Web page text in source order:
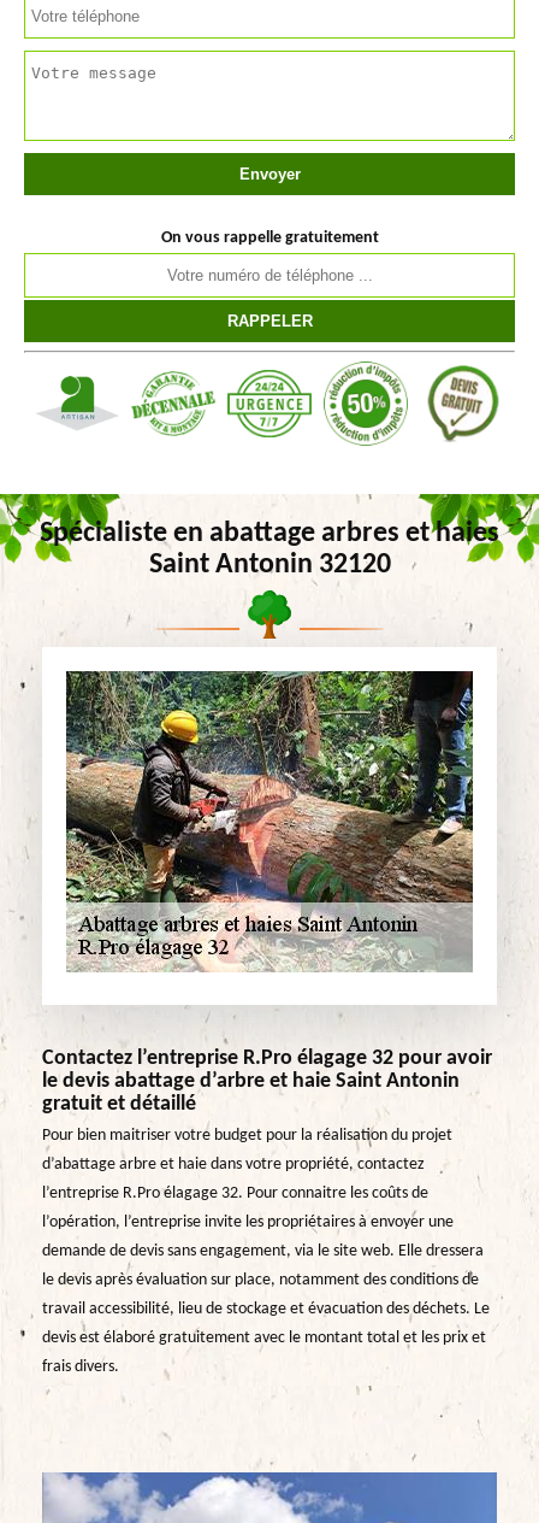
On vous rappelle gratuitement
Spécialiste en abattage arbres et haies
Saint Antonin 32120
Contactez l’entreprise R.Pro élagage 32 pour avoir
le devis abattage d’arbre et haie Saint Antonin
gratuit et détaillé
Pour bien maitriser votre budget pour la réalisation du projet
d’abattage arbre et haie dans votre propriété, contactez
l’entreprise R.Pro élagage 32. Pour connaitre les coûts de
l’opération, l’entreprise invite les propriétaires à envoyer une
demande de devis sans engagement, via le site web. Elle dressera
le devis après évaluation sur place, notamment des conditions de
travail accessibilité, lieu de stockage et évacuation des déchets. Le
devis est élaboré gratuitement avec le montant total et les prix et
frais divers.